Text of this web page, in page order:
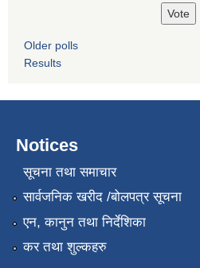
Older polls
Results
Notices
सूचना तथा समाचार
सार्वजनिक खरीद /बोलपत्र सूचना
एन, कानुन तथा निर्देशिका
कर तथा शुल्कहरु